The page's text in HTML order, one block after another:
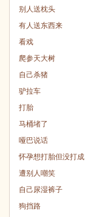
别人送枕头
有人送东西来
看戏
爬参天大树
自己杀猪
驴拉车
打胎
马桶堵了
哑巴说话
怀孕想打胎但没打成
遭别人嘲笑
自己尿湿裤子
狗挡路